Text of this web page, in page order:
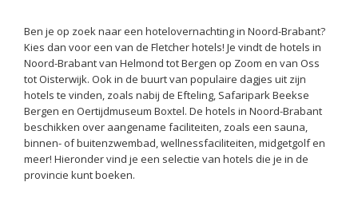
Ben je op zoek naar een hotelovernachting in Noord-Brabant?
Kies dan voor een van de Fletcher hotels! Je vindt de hotels in
Noord-Brabant van Helmond tot Bergen op Zoom en van Oss
tot Oisterwijk. Ook in de buurt van populaire dagjes uit zijn
hotels te vinden, zoals nabij de Efteling, Safaripark Beekse
Bergen en Oertijdmuseum Boxtel. De hotels in Noord-Brabant
beschikken over aangename faciliteiten, zoals een sauna,
binnen- of buitenzwembad, wellnessfaciliteiten, midgetgolf en
meer! Hieronder vind je een selectie van hotels die je in de
provincie kunt boeken.